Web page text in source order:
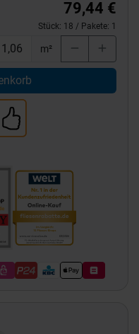
79,44 €
Stück: 18 / Pakete: 1
m²